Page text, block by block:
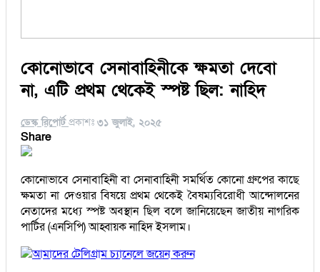
কোনোভাবে সেনাবাহিনীকে ক্ষমতা দেবো
না, এটি প্রথম থেকেই স্পষ্ট ছিল: নাহিদ
ডেস্ক রিপোর্ট প্রকাশঃ ৩১ জুলাই, ২০২৫
Share
কোনোভাবে সেনাবাহিনী বা সেনাবাহিনী সমর্থিত কোনো গ্রুপের কাছে
ক্ষমতা না দেওয়ার বিষয়ে প্রথম থেকেই বৈষম্যবিরোধী আন্দোলনের
নেতাদের মধ্যে স্পষ্ট অবস্থান ছিল বলে জানিয়েছেন জাতীয় নাগরিক
পার্টির (এনসিপি) আহ্বায়ক নাহিদ ইসলাম।
আমাদের টেলিগ্রাম চ্যানেলে জয়েন করুন